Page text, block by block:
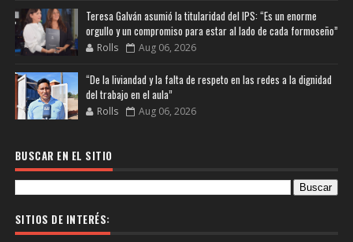
Teresa Galván asumió la titularidad del IPS: “Es un enorme
orgullo y un compromiso para estar al lado de cada formoseño”
Rolls Aug 06, 2026
“De la liviandad y la falta de respeto en las redes a la dignidad
del trabajo en el aula”
Rolls Aug 06, 2026
BUSCAR EN EL SITIO
SITIOS DE INTERÉS: